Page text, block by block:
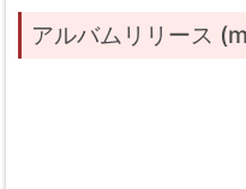
アルバムリリース